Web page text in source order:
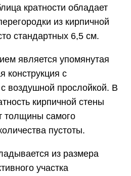
кратности обладает
из кирпичной
стандартных 6,5 см.
является упомянутая
конструкция с
воздушной прослойкой. В
кирпичной стены
толщины самого
пустоты.
из размера
участка